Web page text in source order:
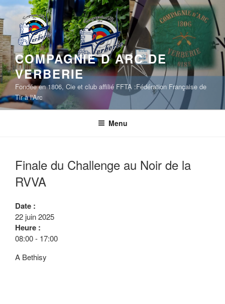
Aller
au
contenu
principal
COMPAGNIE D ARC DE
VERBERIE
Fondée en 1806, Cie et club affilié FFTA :Fédération Française de
Tir à l'Arc
Menu
Finale du Challenge au Noir de la
RVVA
Date :
22 juin 2025
Heure :
08:00- 17:00
A Bethisy